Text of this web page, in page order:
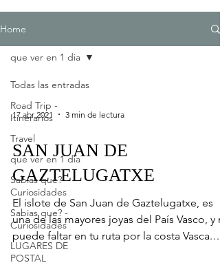
Home
Todas las entradas
Road Trip -
Itinerarios
Travel
que ver en 1 dia
Sabias que? -
Curiosidades
Sabias que? -
Curiosidades
LUGARES DE
POSTAL
que ver en 1 dia
17 abr 2021 3 min de lectura
SAN JUAN DE
GAZTELUGATXE
El islote de San Juan de Gaztelugatxe, es
una de las mayores joyas del País Vasco, y
puede faltar en tu ruta por la costa Vasca.
Se...